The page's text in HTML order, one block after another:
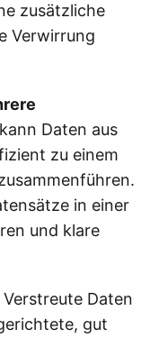
zusätzliche
Verwirrung
Daten aus
zu einem
in einer
und klare
Verstreute Daten
gut